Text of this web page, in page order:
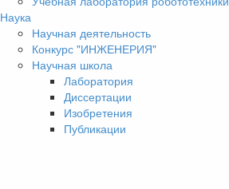
Наука
Научная деятельность
Конкурс "ИНЖЕНЕРИЯ"
Научная школа
Лаборатория
Диссертации
Изобретения
Публикации